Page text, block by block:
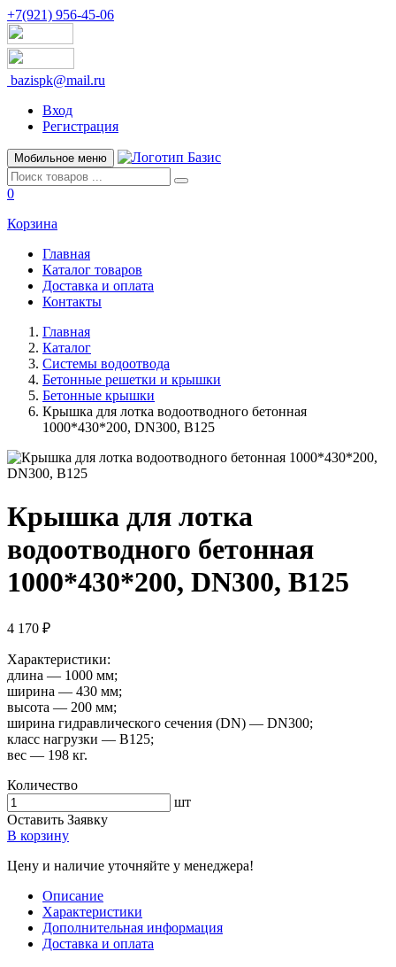
+7(921) 956-45-06
bazispk@mail.ru
Вход
Регистрация
Мобильное меню
0
Корзина
Главная
Каталог товаров
Доставка и оплата
Контакты
Главная
Каталог
Системы водоотвода
Бетонные решетки и крышки
Бетонные крышки
Крышка для лотка водоотводного бетонная
1000*430*200, DN300, В125
Крышка для лотка
водоотводного бетонная
1000*430*200, DN300, В125
4 170 ₽
Характеристики:
длина — 1000 мм;
ширина — 430 мм;
высота — 200 мм;
ширина гидравлического сечения (DN) — DN300;
класс нагрузки — B125;
вес — 198 кг.
Количество
шт
Оставить Заявку
В корзину
Цену и наличие уточняйте у менеджера!
Описание
Характеристики
Дополнительная информация
Доставка и оплата